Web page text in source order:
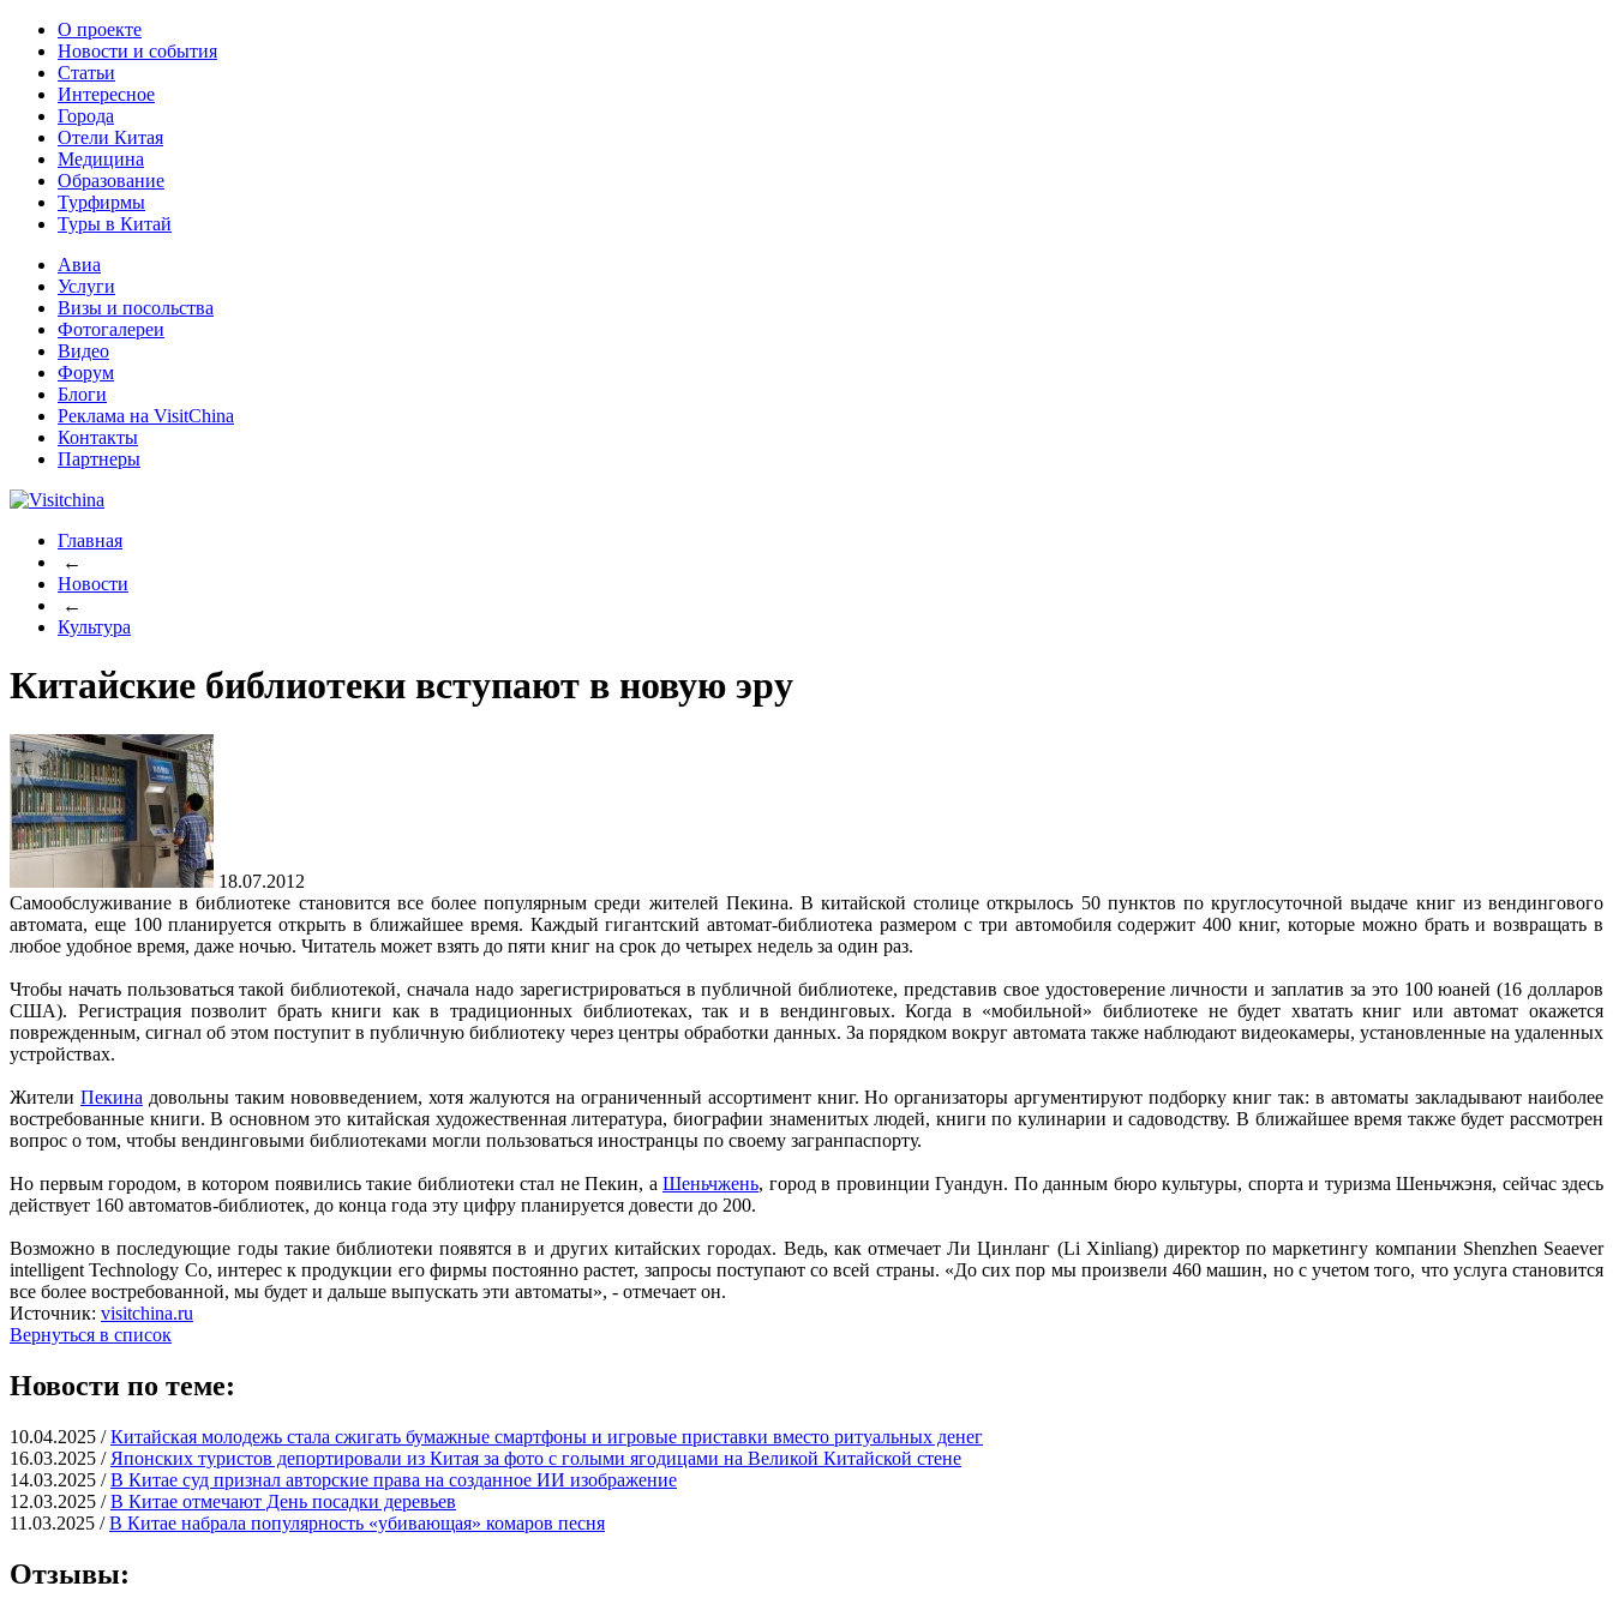
О проекте
Новости и события
Статьи
Интересное
Города
Отели Китая
Медицина
Образование
Турфирмы
Туры в Китай
Авиа
Услуги
Визы и посольства
Фотогалереи
Видео
Форум
Блоги
Реклама на VisitChina
Контакты
Партнеры
Главная
←
Новости
←
Культура
Китайские библиотеки вступают в новую эру
18.07.2012
Самообслуживание в библиотеке становится все более популярным среди жителей Пекина. В китайской столице открылось 50 пунктов по круглосуточной выдаче книг из вендингового
автомата, еще 100 планируется открыть в ближайшее время. Каждый гигантский автомат-библиотека размером с три автомобиля содержит 400 книг, которые можно брать и возвращать в
любое удобное время, даже ночью. Читатель может взять до пяти книг на срок до четырех недель за один раз.
Чтобы начать пользоваться такой библиотекой, сначала надо зарегистрироваться в публичной библиотеке, представив свое удостоверение личности и заплатив за это 100 юаней (16 долларов
США). Регистрация позволит брать книги как в традиционных библиотеках, так и в вендинговых. Когда в «мобильной» библиотеке не будет хватать книг или автомат окажется
поврежденным, сигнал об этом поступит в публичную библиотеку через центры обработки данных. За порядком вокруг автомата также наблюдают видеокамеры, установленные на удаленных
устройствах.
Жители Пекина довольны таким нововведением, хотя жалуются на ограниченный ассортимент книг. Но организаторы аргументируют подборку книг так: в автоматы закладывают наиболее
востребованные книги. В основном это китайская художественная литература, биографии знаменитых людей, книги по кулинарии и садоводству. В ближайшее время также будет рассмотрен
вопрос о том, чтобы вендинговыми библиотеками могли пользоваться иностранцы по своему загранпаспорту.
Но первым городом, в котором появились такие библиотеки стал не Пекин, а Шеньчжень, город в провинции Гуандун. По данным бюро культуры, спорта и туризма Шеньчжэня, сейчас здесь
действует 160 автоматов-библиотек, до конца года эту цифру планируется довести до 200.
Возможно в последующие годы такие библиотеки появятся в и других китайских городах. Ведь, как отмечает Ли Цинланг (Li Xinliang) директор по маркетингу компании Shenzhen Seaever
intelligent Technology Co, интерес к продукции его фирмы постоянно растет, запросы поступают со всей страны. «До сих пор мы произвели 460 машин, но с учетом того, что услуга становится
все более востребованной, мы будет и дальше выпускать эти автоматы», - отмечает он.
Источник: visitchina.ru
Вернуться в список
Новости по теме:
10.04.2025 /Китайская молодежь стала сжигать бумажные смартфоны и игровые приставки вместо ритуальных денег
16.03.2025 / Японских туристов депортировали из Китая за фото с голыми ягодицами на Великой Китайской стене
14.03.2025 /В Китае суд признал авторские права на созданное ИИ изображение
12.03.2025 /В Китае отмечают День посадки деревьев
11.03.2025 /В Китае набрала популярность «убивающая» комаров песня
Отзывы: